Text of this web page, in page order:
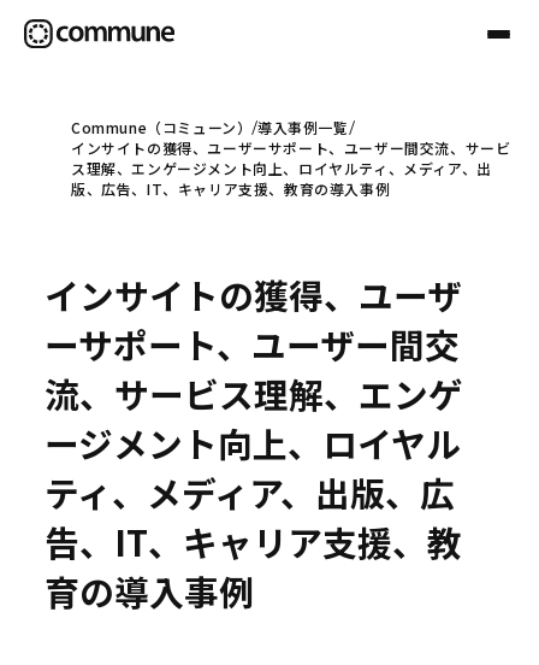
Communeについて
事例
お役立ち情報
Commune（コミューン）
導入事例一覧
インサイトの獲得、ユーザーサポート、ユーザー間交流、サービ
ス理解、エンゲージメント向上、ロイヤルティ、メディア、出
版、広告、IT、キャリア支援、教育の導入事例
インサイトの獲得、ユーザ
ーサポート、ユーザー間交
流、サービス理解、エンゲ
ージメント向上、ロイヤル
ティ、メディア、出版、広
告、IT、キャリア支援、教
育の導入事例